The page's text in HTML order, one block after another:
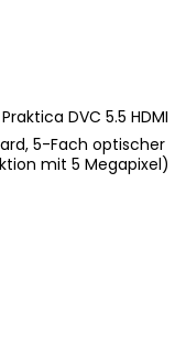
Praktica DVC 5.5 HDMI
5-Fach optischer
mit 5 Megapixel)